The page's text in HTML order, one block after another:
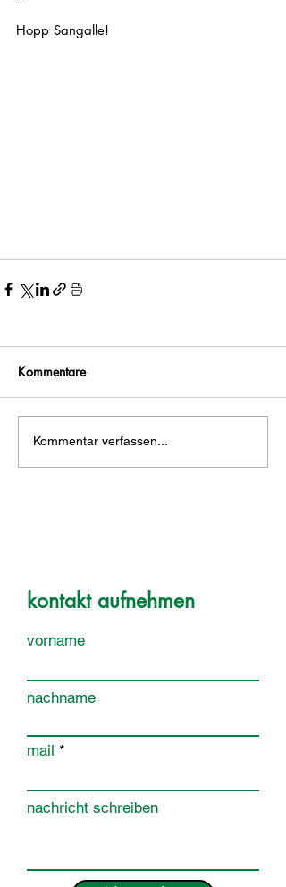
Hopp Sangalle!
Kommentare
Kommentar verfassen...
kontakt aufnehmen
vorname
nachname
mail
nachricht schreiben